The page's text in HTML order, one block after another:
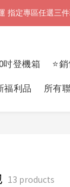
吋登機箱 ⭐
利品 所有
13 products
指定專區任選三